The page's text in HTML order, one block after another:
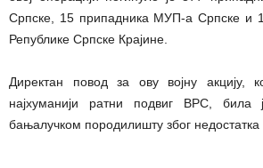
Српске, 15 припадника МУП-а Српске и
Републике Српске Крајине.
Директан повод за ову војну акцију,
најхуманији ратни подвиг ВРС,
бањалучком породилишту због недостатка